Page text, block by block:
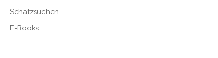
Schatzsuchen
E-Books